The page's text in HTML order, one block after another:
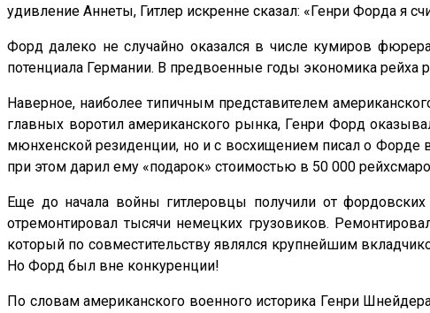
удивление Аннеты, Гитлер искренне сказал: «Генри Форда я
Форд далеко не случайно оказался в числе кумиров
потенциала Германии. В предвоенные годы экономика рейха
Наверное, наиболее типичным представителем
главных воротил американского рынка, Генри Форд
мюнхенской резиденции, но и с восхищением писал о Форде
при этом дарил ему «подарок» стоимостью в 50 000
Еще до начала войны гитлеровцы получили от
отремонтировал тысячи немецких грузовиков.
который по совместительству являлся крупнейшим
Но Форд был вне конкуренции!
По словам американского военного историка Генри